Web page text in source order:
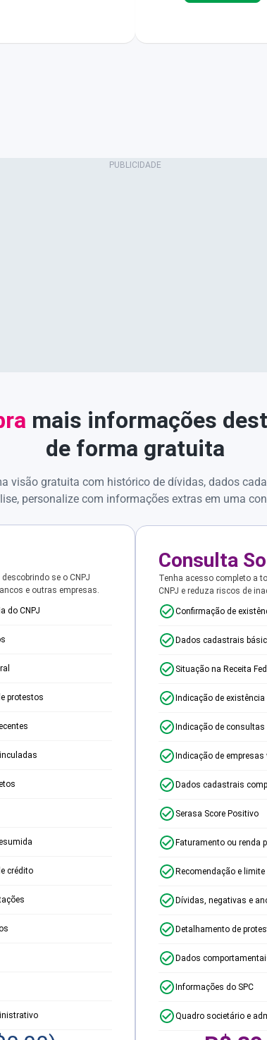
mais informações
de forma gratuita
visão gratuita com histórico de dívidas, dados
personalize com informações extras em uma
se o CNPJ
e outras empresas.
do CNPJ
protestos
crédito
Consulta
Tenha acesso completo a
CNPJ e reduza riscos de
Confirmação de
Dados cadastrais
Situação na Receita
Indicação de
Indicação de consultas
Indicação de
Dados cadastrais
Serasa Score Positivo
Faturamento ou renda
Recomendação e limite
Dívidas, negativas e
Detalhamento de
Dados
Informações do SPC
Quadro societário e